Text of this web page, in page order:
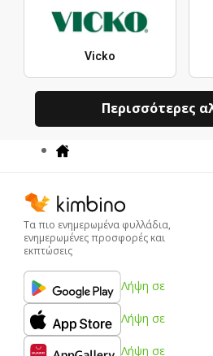
Vicko
Περισσότερες
Τα πιο ενημερωμένα φυλλάδια,
ενημερωμένες προσφορές και
εκπτώσεις
Λήψη σε
Λήψη σε
Λήψη σε